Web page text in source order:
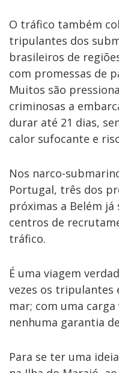
O tráfico também
tripulantes dos
brasileiros de
com promessas de
Muitos são
criminosas a
durar até 21 dias,
calor sufocante e
Nos narco-
Portugal, três dos
próximas a Belém
centros de
tráfico.
É uma viagem
vezes os
mar; com uma
nenhuma garantia
Para se ter uma